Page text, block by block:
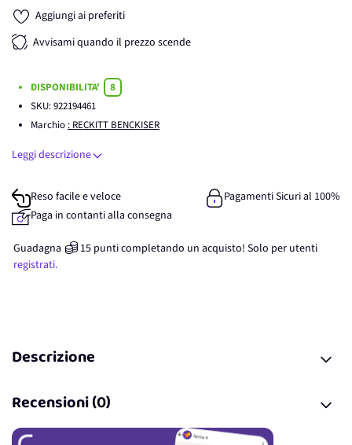
Aggiungi ai preferiti
Avvisami quando il prezzo scende
DISPONIBILITA'
8
SKU:922194461
Marchio : RECKITT BENCKISER
Leggi descrizione
Reso facile e veloce
Pagamenti Sicuri al 100%
Paga in contanti alla consegna
Guadagna 15 punticompletando un acquisto! Solo per utenti
registrati.
Descrizione
Recensioni (0)